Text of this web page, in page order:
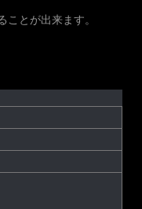
とが出来ます。